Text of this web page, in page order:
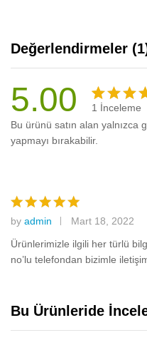
Değerlendirmeler
5.00
1
müşteri
puanına
aldı
1 İnceleme
Bu ürünü satın alan yalnızca
yapmayı bırakabilir.
5
üzerinden
5oy aldı
by admin
Mart 18, 2022
Ürünlerimizle ilgili her türlü
no’lu telefondan bizimle
Bu Ürünleride